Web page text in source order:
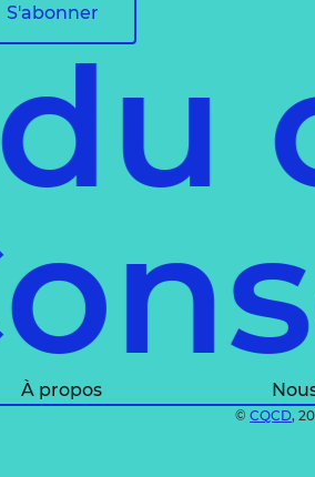
S'abonner
À propos
© CQCD,